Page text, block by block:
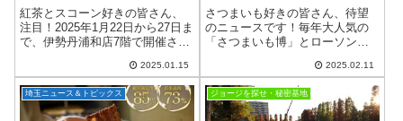
紅茶とスコーン好きの皆さん、
注目！2025年1月22日から27日ま
で、伊勢丹浦和店7階で開催され
TEA」に、スリランカの老舗紅
茶ブランドジョージスチュアー
トティが期間限定で出店しま
す...
2025.01.15
プスイーツ登場！
さつまいも好きの皆さん、待望
のニュースです！毎年大人気の
「さつまいも博」とローソンの
日から関東甲信越のローソン店
舗（約4,600店）で販売開始され
ます。今年は2週連続で2種類の
絶品...
2025.02.11
埼玉ニュース＆トピックス ジョージを探せ・秘密基地